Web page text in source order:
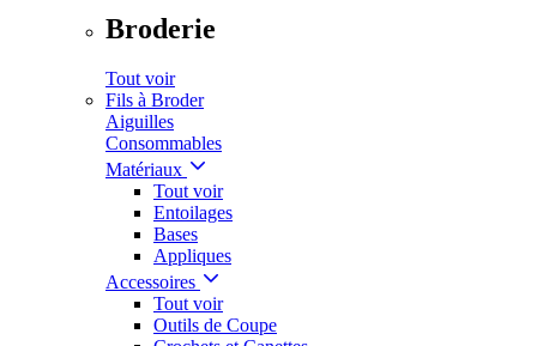
Broderie
Tout voir
Fils à Broder
Aiguilles
Consommables
Matériaux
Tout voir
Entoilages
Bases
Appliques
Accessoires
Tout voir
Outils de Coupe